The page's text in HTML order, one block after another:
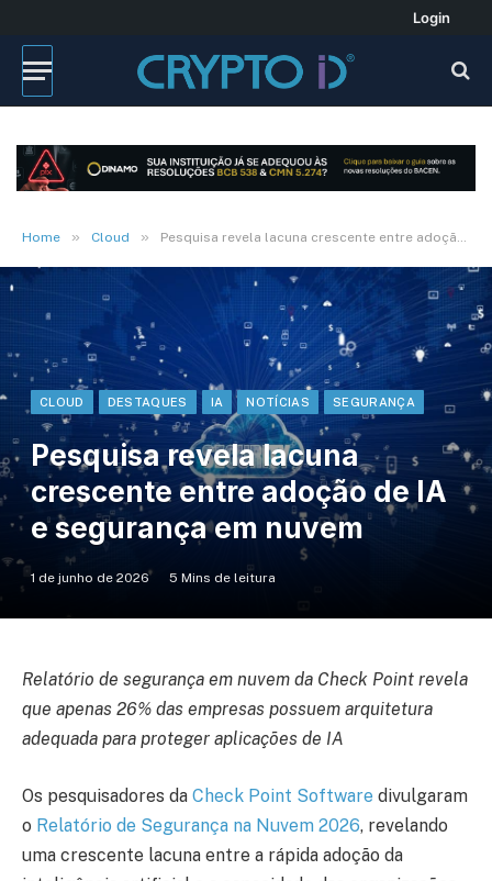
Login
Home » Cloud » Pesquisa revela lacuna crescente entre adoção de IA e segurança em nuvem
CLOUD DESTAQUES IA NOTÍCIAS SEGURANÇA
Pesquisa revela lacuna
crescente entre adoção de IA
e segurança em nuvem
1 de junho de 2026 5 Mins de leitura
Relatório de segurança em nuvem da Check Point revela
que apenas 26% das empresas possuem arquitetura
adequada para proteger aplicações de IA
Os pesquisadores da Check Point Software divulgaram
o Relatório de Segurança na Nuvem 2026, revelando
uma crescente lacuna entre a rápida adoção da